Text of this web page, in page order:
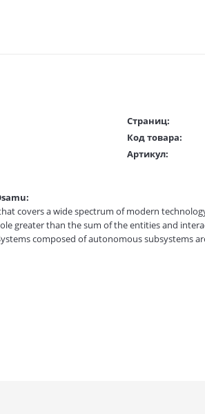
Страниц:
Код товара:
Артикул:
covers a wide spectrum of modern
greater than the sum of the entities and
composed of autonomous subsystems